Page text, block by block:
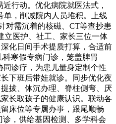
行动。优化病院就医法式，
单，削减院内人员堆积。上线
对需沉着的核磁、CT等查抄患
立医护、社工、家长三位一体
化日间手术提质打算，合适前
寒假专病门诊，笼盖脾胃
诊疗，为患儿量身定制个性
下班后带娃就诊。同步优化夜
拔、体沉办理、脊柱侧弯、厌
长取孩子的健康认识。联动各
床位等专属办事，跟尾顺畅
，供给基因检测、多学科会